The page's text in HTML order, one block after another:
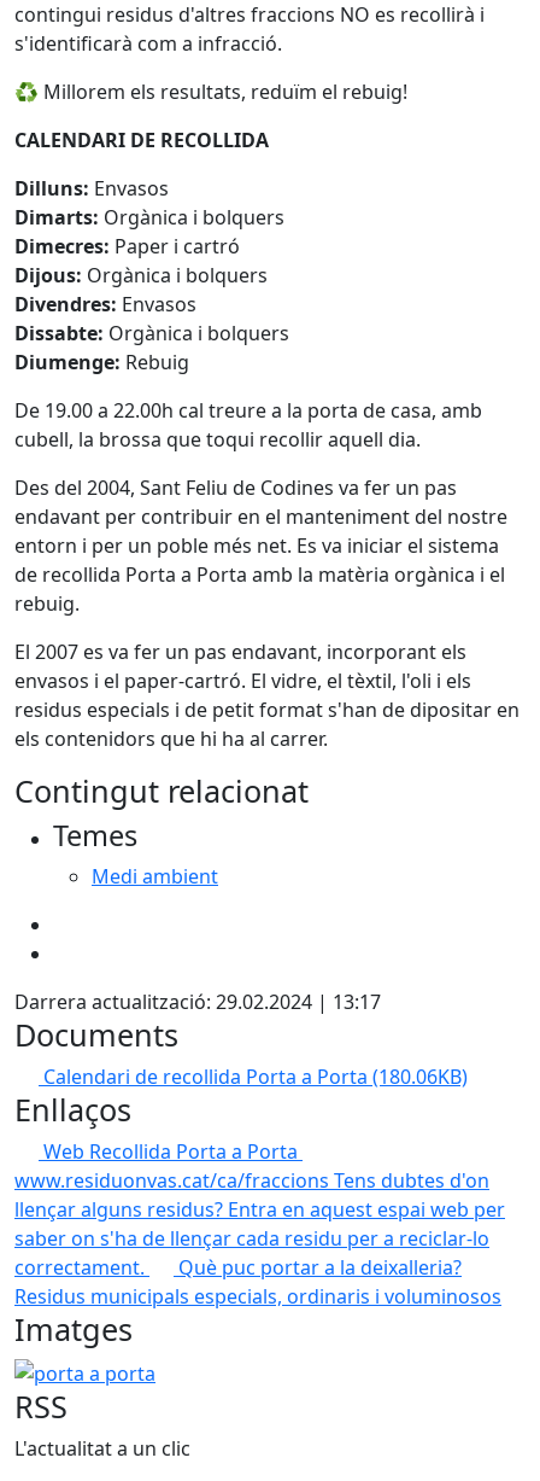
contingui residus d'altres fraccions NO es recollirà i
s'identificarà com a infracció.
♻️ Millorem els resultats, reduïm el rebuig!
CALENDARI DE RECOLLIDA
Dilluns: Envasos
Dimarts: Orgànica i bolquers
Dimecres: Paper i cartró
Dijous: Orgànica i bolquers
Divendres: Envasos
Dissabte: Orgànica i bolquers
Diumenge: Rebuig
De 19.00 a 22.00h cal treure a la porta de casa, amb
cubell, la brossa que toqui recollir aquell dia.
Des del 2004, Sant Feliu de Codines va fer un pas
endavant per contribuir en el manteniment del nostre
entorn i per un poble més net. Es va iniciar el sistema
de recollida Porta a Porta amb la matèria orgànica i el
rebuig.
El 2007 es va fer un pas endavant, incorporant els
envasos i el paper-cartró. El vidre, el tèxtil, l'oli i els
residus especials i de petit format s'han de dipositar en
els contenidors que hi ha al carrer.
Contingut relacionat
Temes
Medi ambient
Darrera actualització: 29.02.2024 | 13:17
Documents
Calendari de recollida Porta a Porta (180.06KB)
Enllaços
Web Recollida Porta a Porta
www.residuonvas.cat/ca/fraccions Tens dubtes d'on
llençar alguns residus? Entra en aquest espai web per
saber on s'ha de llençar cada residu per a reciclar-lo
correctament.
Què puc portar a la deixalleria?
Residus municipals especials, ordinaris i voluminosos
Imatges
porta a porta
RSS
L'actualitat a un clic